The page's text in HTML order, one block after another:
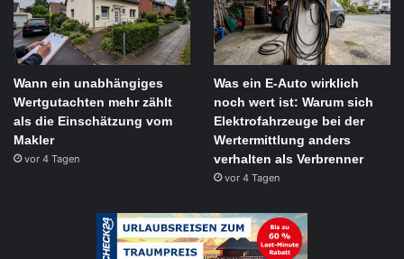
Wann ein unabhängiges
Wertgutachten mehr zählt
als die Einschätzung vom
Makler
vor 4 Tagen
Was ein E-Auto wirklich
noch wert ist: Warum sich
Elektrofahrzeuge bei der
Wertermittlung anders
verhalten als Verbrenner
vor 4 Tagen